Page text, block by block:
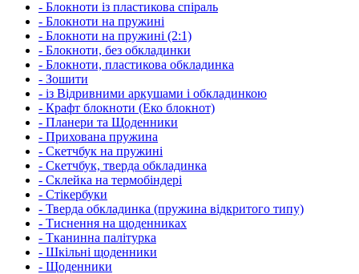
- Блокноти із пластикова спіраль
- Блокноти на пружині
- Блокноти на пружині (2:1)
- Блокноти, без обкладинки
- Блокноти, пластикова обкладинка
- Зошити
- із Відривними аркушами і обкладинкою
- Крафт блокноти (Еко блокнот)
- Планери та Щоденники
- Прихована пружина
- Скетчбук на пружині
- Скетчбук, тверда обкладинка
- Склейка на термобіндері
- Стікербуки
- Тверда обкладинка (пружина відкритого типу)
- Тиснення на щоденниках
- Тканинна палітурка
- Шкільні щоденники
- Щоденники